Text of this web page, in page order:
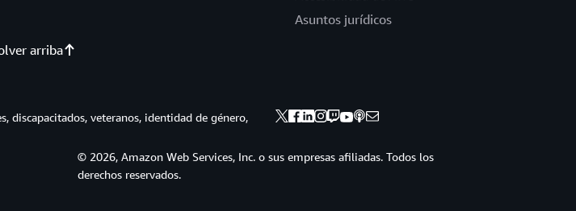
Asuntos jurídicos
arriba
discapacitados, veteranos, identidad de género,
© 2026, Amazon Web Services, Inc. o sus empresas afiliadas. Todos los
derechos reservados.